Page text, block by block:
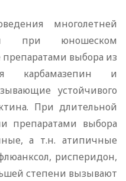
многолетней
при юношеском
выбора из
карбамазепин и
устойчивого
При длительной
препаратами выбора
а т.н. атипичные
рисперидон,
степени вызывают